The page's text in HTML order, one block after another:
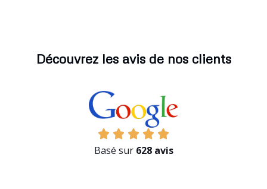
Découvrez les avis de nos clients
Basé sur 628 avis